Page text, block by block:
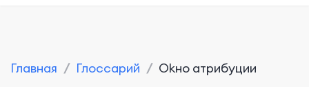
Главная / Глоссарий / Okно атрибуции